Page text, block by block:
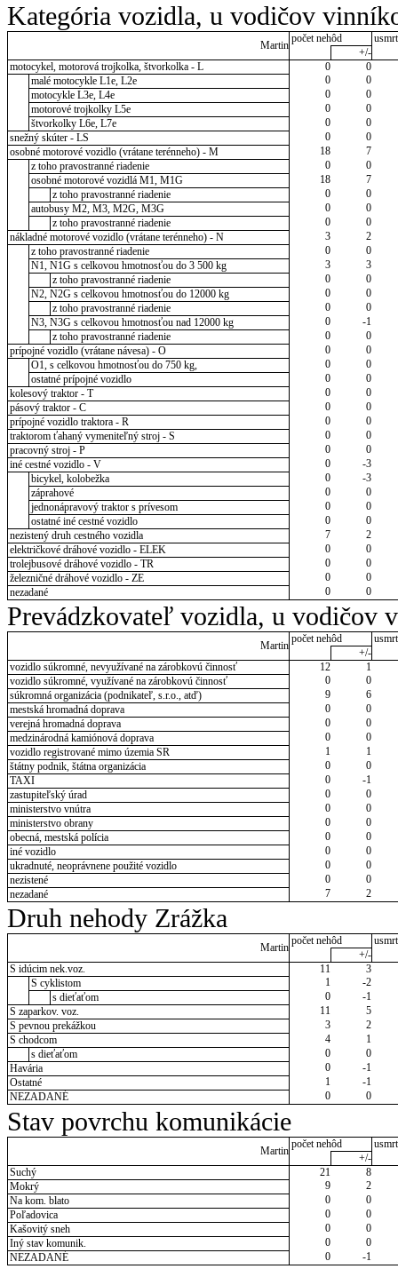
Kategória vozidla, u vodičov
Martin
počet nehôd
+/-
motocykel, motorová trojkolka, štvorkolka - L
0
0
malé motocykle L1e, L2e
0
0
motocykle L3e, L4e
0
0
motorové trojkolky L5e
0
0
štvorkolky L6e, L7e
0
0
snežný skúter - LS
0
0
osobné motorové vozidlo (vrátane terénneho) - M
18
7
z toho pravostranné riadenie
0
0
osobné motorové vozidlá M1, M1G
18
7
z toho pravostranné riadenie
0
0
autobusy M2, M3, M2G, M3G
0
0
z toho pravostranné riadenie
0
0
nákladné motorové vozidlo (vrátane terénneho) - N
3
2
z toho pravostranné riadenie
0
0
N1, N1G s celkovou hmotnosťou do 3 500 kg
3
3
z toho pravostranné riadenie
0
0
N2, N2G s celkovou hmotnosťou do 12000 kg
0
0
z toho pravostranné riadenie
0
0
N3, N3G s celkovou hmotnosťou nad 12000 kg
0
-1
z toho pravostranné riadenie
0
0
prípojné vozidlo (vrátane návesa) - O
0
0
O1, s celkovou hmotnosťou do 750 kg,
0
0
ostatné prípojné vozidlo
0
0
kolesový traktor - T
0
0
pásový traktor - C
0
0
prípojné vozidlo traktora - R
0
0
traktorom ťahaný vymeniteľný stroj - S
0
0
pracovný stroj - P
0
0
iné cestné vozidlo - V
0
-3
bicykel, kolobežka
0
-3
záprahové
0
0
jednonápravový traktor s prívesom
0
0
ostatné iné cestné vozidlo
0
0
nezistený druh cestného vozidla
7
2
električkové dráhové vozidlo - ELEK
0
0
trolejbusové dráhové vozidlo - TR
0
0
železničné dráhové vozidlo - ZE
0
0
nezadané
0 0
Prevádzkovateľ vozidla, u vodičov
Martin
počet nehôd
+/-
vozidlo súkromné, nevyužívané na zárobkovú činnosť
12
1
vozidlo súkromné, využívané na zárobkovú činnosť
0
0
súkromná organizácia (podnikateľ, s.r.o., atď)
9
6
mestská hromadná doprava
0
0
verejná hromadná doprava
0
0
medzinárodná kamiónová doprava
0
0
vozidlo registrované mimo územia SR
1
1
štátny podnik, štátna organizácia
0
0
TAXI
0
-1
zastupiteľský úrad
0
0
ministerstvo vnútra
0
0
ministerstvo obrany
0
0
obecná, mestská polícia
0
0
iné vozidlo
0
0
ukradnuté, neoprávnene použité vozidlo
0
0
nezistené
0
0
nezadané
7 2
Druh nehody Zrážka
Martin
počet nehôd
+/-
S idúcim nek.voz.
11
3
S cyklistom
1
-2
s dieťaťom
0
-1
S zaparkov. voz.
11
5
S pevnou prekážkou
3
2
S chodcom
4
1
s dieťaťom
0
0
Havária
0
-1
Ostatné
1
-1
NEZADANÉ
0 0
Stav povrchu komunikácie
Martin
počet nehôd
+/-
Suchý
21
8
Mokrý
9
2
Na kom. blato
0
0
Poľadovica
0
0
Kašovitý sneh
0
0
Iný stav komunik.
0
0
NEZADANÉ
0 -1